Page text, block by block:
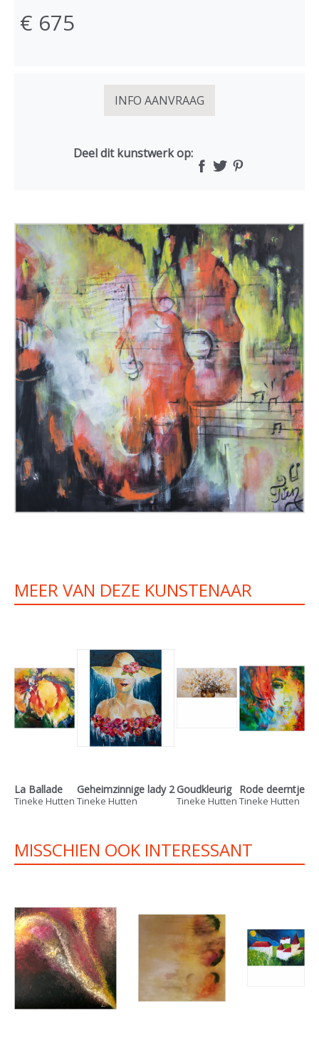
€ 675
INFO AANVRAAG
Deel dit kunstwerk op:
MEER VAN DEZE KUNSTENAAR
La Ballade
Tineke Hutten
Geheimzinnige lady 2
Tineke Hutten
Goudkleurig
Tineke Hutten
Rode deerntje
Tineke Hutten
MISSCHIEN OOK INTERESSANT